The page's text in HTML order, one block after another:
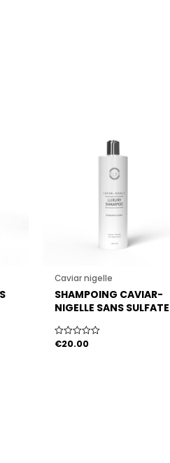
Caviar nigelle
SHAMPOING CAVIAR-
NIGELLE SANS SULFATE
CARATS
Note
€20.00